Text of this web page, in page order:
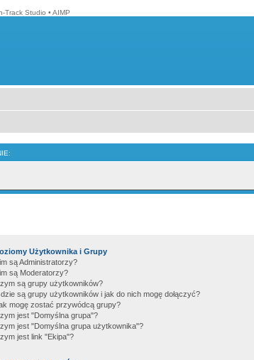
Track Studio • AIMP
Użytkownika i Grupy
są Administratorzy?
są Moderatorzy?
są grupy użytkowników?
są grupy użytkowników i jak do nich mogę dołączyć?
mogę zostać przywódcą grupy?
jest "Domyślna grupa"?
jest "Domyślna grupa użytkownika"?
jest link "Ekipa"?